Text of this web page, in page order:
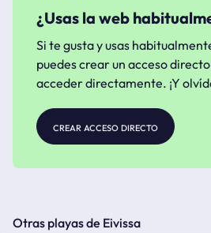
¿Usas la web
Si te gusta y usas
puedes crear un acceso
acceder directamente. ¡Y
crear acceso directo
Otras playas de Eivissa